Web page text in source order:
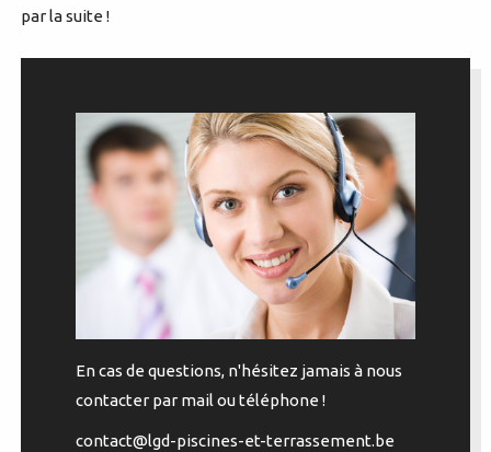
par la suite !
En cas de questions, n'hésitez jamais à nous
contacter par mail ou téléphone !
contact@lgd-piscines-et-terrassement.be